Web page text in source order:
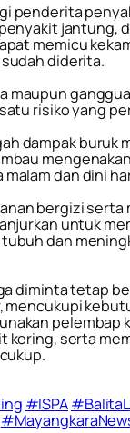
penderita
jantung,
memicu
diderita.
maupun
risiko yang
dampak buruk
dan dini
bergizi serta
untuk
dan
diminta tetap
mencukupi
pelembap
kering, serta
#ISPA